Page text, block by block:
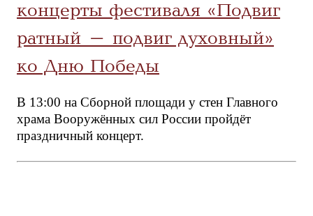
концерты фестиваля «Подвиг
ратный – подвиг духовный»
ко Дню Победы
В 13:00 на Сборной площади у стен Главного
храма Вооружённых сил России пройдёт
праздничный концерт.